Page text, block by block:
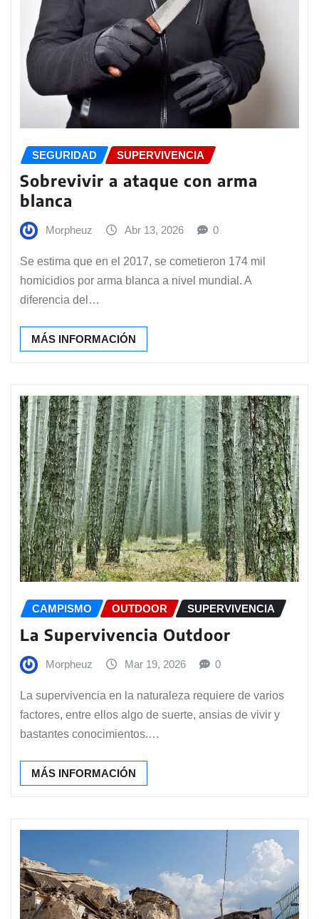
SEGURIDAD SUPERVIVENCIA
Sobrevivir a ataque con arma
blanca
Morpheuz Abr 13, 2026 0
Se estima que en el 2017, se cometieron 174 mil
homicidios por arma blanca a nivel mundial. A
diferencia del…
MÁS INFORMACIÓN
CAMPISMO OUTDOOR SUPERVIVENCIA
La Supervivencia Outdoor
Morpheuz Mar 19, 2026 0
La supervivencia en la naturaleza requiere de varios
factores, entre ellos algo de suerte, ansias de vivir y
bastantes conocimientos.…
MÁS INFORMACIÓN